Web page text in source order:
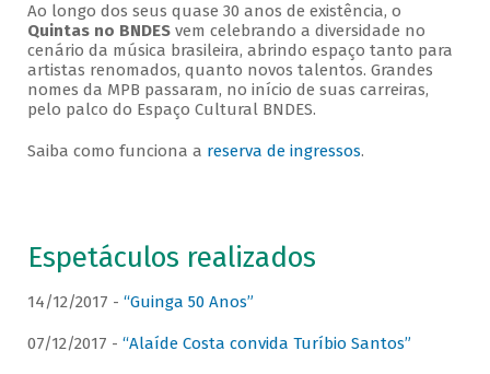
Ao longo dos seus quase 30 anos de existência, o
Quintas no BNDESvem celebrando a diversidade no
cenário da música brasileira, abrindo espaço tanto para
artistas renomados, quanto novos talentos. Grandes
nomes da MPB passaram, no início de suas carreiras,
pelo palco do Espaço Cultural BNDES.
Saiba como funciona a reserva de ingressos.
Espetáculos realizados
14/12/2017 - “Guinga 50 Anos”
07/12/2017 - “Alaíde Costa convida Turíbio Santos”